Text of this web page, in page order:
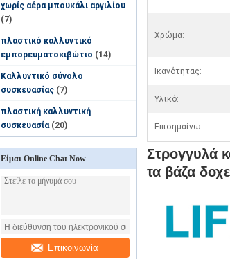
χωρίς αέρα μπουκάλι αργιλίου
(7)
πλαστικό καλλυντικό
εμπορευματοκιβώτιο (14)
Καλλυντικό σύνολο
συσκευασίας (7)
πλαστική καλλυντική
συσκευασία (20)
Είμαι Online Chat Now
Επικοινωνία
Χρώμα:
Ικανότητας:
Υλικό:
Επισημαίνω:
Στρογγυλά
τα βάζα